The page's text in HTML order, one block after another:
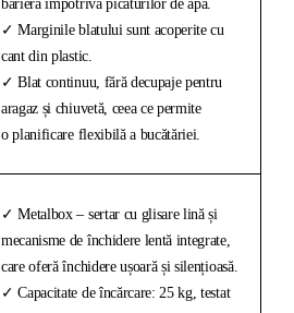
barieră împotriva picăturilor de apă.
✓ Marginile blatului sunt acoperite cu
cant din plastic.
✓ Blat continuu, fără decupaje pentru
aragaz și chiuvetă, ceea ce permite
o planificare flexibilă a bucătăriei.
✓ Metalbox – sertar cu glisare lină și
mecanisme de închidere lentă integrate,
care oferă închidere ușoară și silențioasă.
✓ Capacitate de încărcare: 25 kg, testat